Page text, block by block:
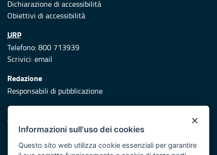
Dichiarazione di accessibilità
Obiettivi di accessibilità
URP
Telefono: 800 713939
Scrivici:email
Redazione
Responsabili di pubblicazione
Protezione civile
Vai al sito di Protezione Civile Puglia
Iniziativa finanziata con risorse del POR Puglia 2014/2020 -
×
Informazioni sull'uso dei cookies
Questo sito web utilizza cookie essenziali per garantire